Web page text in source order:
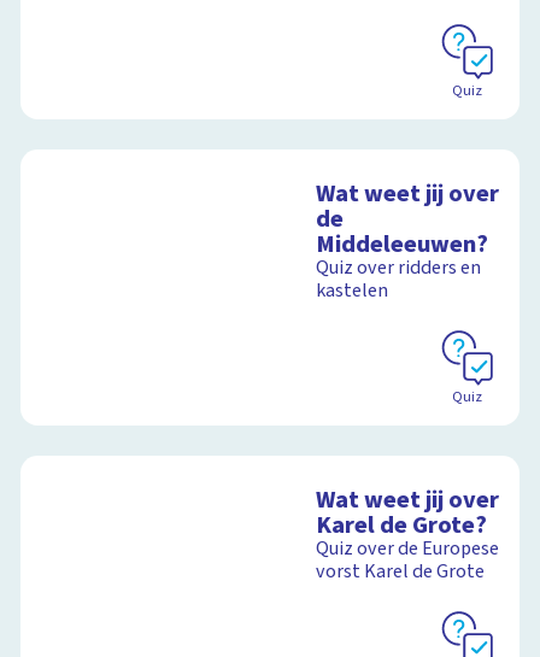
Quiz
Wat weet jij over
de
Middeleeuwen?
Quiz over ridders en
kastelen
Quiz
Wat weet jij over
Karel de Grote?
Quiz over de Europese
vorst Karel de Grote